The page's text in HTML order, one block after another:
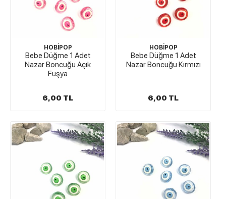
HOBİPOP
Bebe Düğme 1 Adet
Nazar Boncuğu Açık
Fuşya
6,00 TL
HOBİPOP
Bebe Düğme 1 Adet
Nazar Boncuğu Kırmızı
6,00 TL